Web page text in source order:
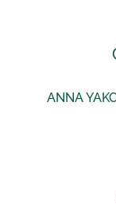
ANNA